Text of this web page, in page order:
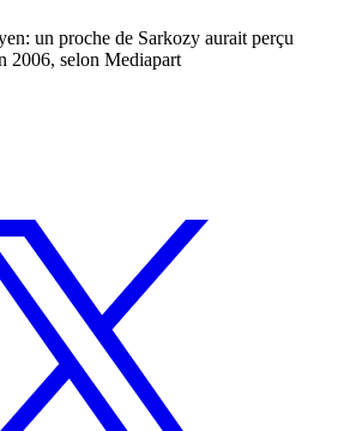
un proche de Sarkozy aurait perçu
2006, selon Mediapart